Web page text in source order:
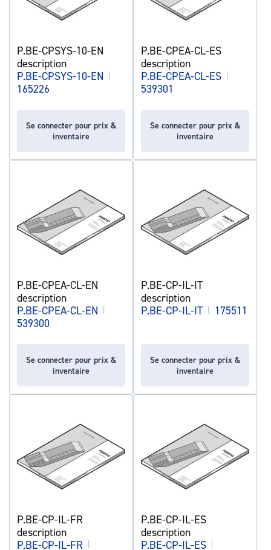
P.BE-CPSYS-10-EN
description
P.BE-CPSYS-10-EN |
165226
Se connecter pour prix &
inventaire
P.BE-CPEA-CL-ES
description
P.BE-CPEA-CL-ES |
539301
Se connecter pour prix &
inventaire
P.BE-CPEA-CL-EN
description
P.BE-CPEA-CL-EN |
539300
Se connecter pour prix &
inventaire
P.BE-CP-IL-IT
description
P.BE-CP-IL-IT | 175511
Se connecter pour prix &
inventaire
P.BE-CP-IL-FR
description
P.BE-CP-IL-FR |
P.BE-CP-IL-ES
description
P.BE-CP-IL-ES |